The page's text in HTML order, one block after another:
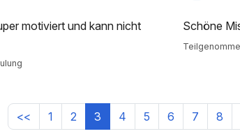
motiviert und kann nicht
Schöne
<< 1 2 3 4 5 6 7 8